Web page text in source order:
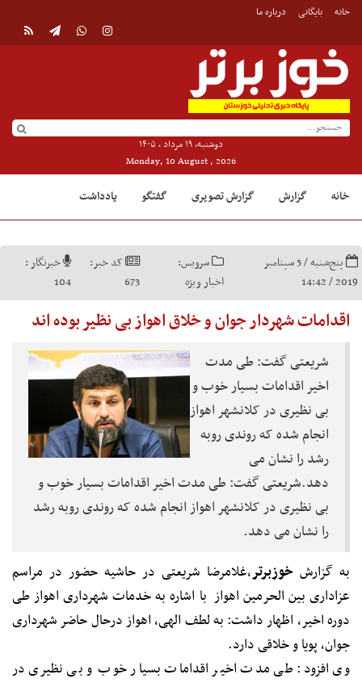
خانه بایگانی درباره ما
دوشنبه, ۱۹ مرداد , ۱۴۰۵
Monday, 10 August , 2026
خانه گزارش گزارش تصویری گفتگو یادداشت
پنج‌شنبه / 5 سپتامبر
2019 / 14:42
سرویس:
اخبار ویژه
کد خبر:
673
خبرنگار :
104
اقدامات شهردار جوان و خلاق اهواز بی نظیر بوده اند
شریعتی گفت: طی مدت
اخیر اقدامات بسیار خوب و
بی نظیری در کلانشهر اهواز
انجام شده که روندی روبه
رشد را نشان می
دهد.شریعتی گفت: طی مدت اخیر اقدامات بسیار خوب و
بی نظیری در کلانشهر اهواز انجام شده که روندی روبه رشد
را نشان می دهد.
به گزارش خوزبرتر،غلامرضا شریعتی در حاشیه حضور در مراسم
عزاداری بین الحرمین اهواز با اشاره به خدمات شهرداری اهواز طی
دوره اخیر، اظهار داشت: به لطف الهی، اهواز درحال حاضر شهرداری
جوان، پویا و خلاقی دارد.
وی افزود: طی مدت اخیر اقدامات بسیار خوب و بی نظیری در